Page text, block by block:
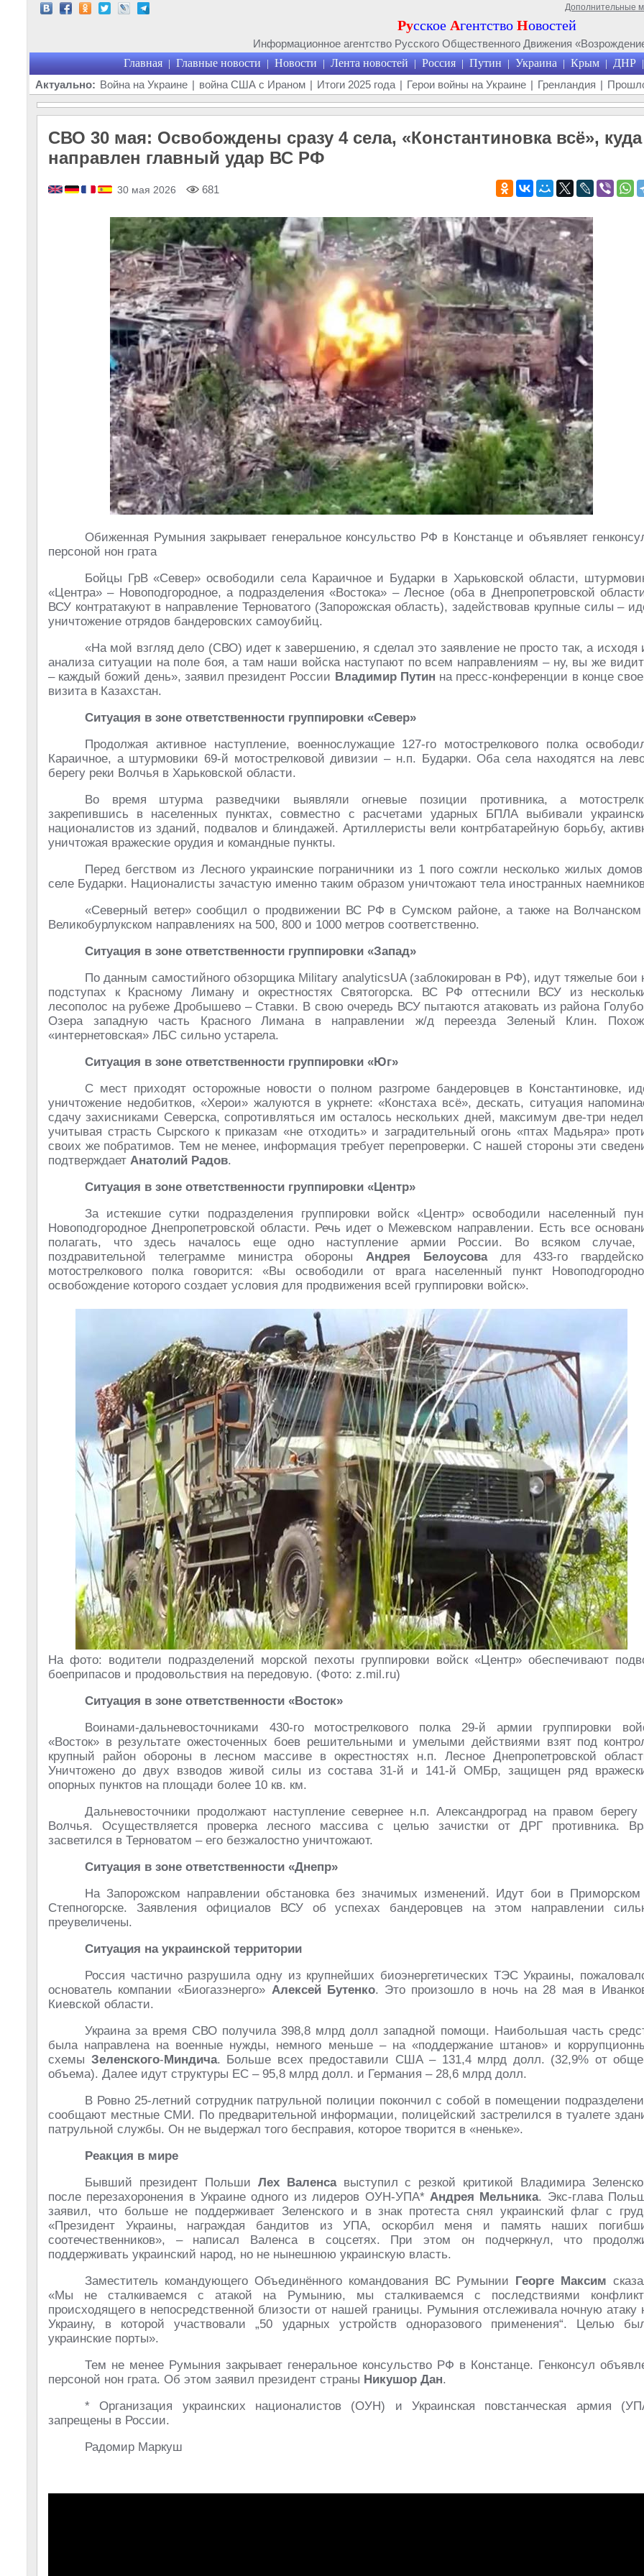
Дополнительные
Русское Агентство Новостей
Информационное агентство Русского Общественного Движения
Главная | Главные новости | Новости | Лента новостей | Россия | Путин | Украина | Крым | ДНР |
Актуально: Война на Украине | война США с Ираном | Итоги 2025 года | Герои войны на Украине | Гренландия |
СВО 30 мая: Освобождены сразу 4 села, «Константиновка всё», куда
направлен главный удар ВС РФ
30 мая 2026 681
Обиженная Румыния закрывает генеральное консульство РФ в Констанце и объявляет
персоной нон грата
Бойцы ГрВ «Север» освободили села Караичное и Бударки в Харьковской области,
«Центра» – Новоподгородное, а подразделения «Востока» – Лесное (оба в Днепропетровской
ВСУ контратакуют в направление Терноватого (Запорожская область), задействовав крупные силы –
уничтожение отрядов бандеровских самоубийц.
«На мой взгляд дело (СВО) идет к завершению, я сделал это заявление не просто так, а исходя
анализа ситуации на поле боя, а там наши войска наступают по всем направлениям – ну, вы же
– каждый божий день», заявил президент России Владимир Путин на пресс-конференции в конце
визита в Казахстан.
Ситуация в зоне ответственности группировки «Север»
Продолжая активное наступление, военнослужащие 127-го мотострелкового полка
Караичное, а штурмовики 69-й мотострелковой дивизии – н.п. Бударки. Оба села находятся на
берегу реки Волчья в Харьковской области.
Во время штурма разведчики выявляли огневые позиции противника, а
закрепившись в населенных пунктах, совместно с расчетами ударных БПЛА выбивали
националистов из зданий, подвалов и блиндажей. Артиллеристы вели контрбатарейную борьбу,
уничтожая вражеские орудия и командные пункты.
Перед бегством из Лесного украинские пограничники из 1 пого сожгли несколько жилых
селе Бударки. Националисты зачастую именно таким образом уничтожают тела иностранных
«Северный ветер» сообщил о продвижении ВС РФ в Сумском районе, а также на
Великобурлукском направлениях на 500, 800 и 1000 метров соответственно.
Ситуация в зоне ответственности группировки «Запад»
По данным самостийного обзорщика Military analyticsUA (заблокирован в РФ), идут тяжелые бои
подступах к Красному Лиману и окрестностях Святогорска. ВС РФ оттеснили ВСУ из
лесополос на рубеже Дробышево – Ставки. В свою очередь ВСУ пытаются атаковать из района
Озера западную часть Красного Лимана в направлении ж/д переезда Зеленый Клин.
«интернетовская» ЛБС сильно устарела.
Ситуация в зоне ответственности группировки «Юг»
С мест приходят осторожные новости о полном разгроме бандеровцев в Константиновке,
уничтожение недобитков, «Херои» жалуются в укрнете: «Констаха всё», дескать, ситуация
сдачу захисниками Северска, сопротивляться им осталось нескольких дней, максимум две-три
учитывая страсть Сырского к приказам «не отходить» и заградительный огонь «птах Мадьяра»
своих же побратимов. Тем не менее, информация требует перепроверки. С нашей стороны эти
подтверждает Анатолий Радов.
Ситуация в зоне ответственности группировки «Центр»
За истекшие сутки подразделения группировки войск «Центр» освободили населенный
Новоподгородное Днепропетровской области. Речь идет о Межевском направлении. Есть все
полагать, что здесь началось еще одно наступление армии России. Во всяком
поздравительной телеграмме министра обороны Андрея Белоусовадля 433-го
мотострелкового полка говорится: «Вы освободили от врага населенный пункт
освобождение которого создает условия для продвижения всей группировки войск».
На фото: водители подразделений морской пехоты группировки войск «Центр» обеспечивают
боеприпасов и продовольствия на передовую. (Фото: z.mil.ru)
Ситуация в зоне ответственности «Восток»
Воинами-дальневосточниками 430-го мотострелкового полка 29-й армии группировки
«Восток» в результате ожесточенных боев решительными и умелыми действиями взят под
крупный район обороны в лесном массиве в окрестностях н.п. Лесное Днепропетровской
Уничтожено до двух взводов живой силы из состава 31-й и 141-й ОМБр, защищен ряд
опорных пунктов на площади более 10 кв. км.
Дальневосточники продолжают наступление севернее н.п. Александроград на правом берегу
Волчья. Осуществляется проверка лесного массива с целью зачистки от ДРГ противника.
засветился в Терноватом – его безжалостно уничтожают.
Ситуация в зоне ответственности «Днепр»
На Запорожском направлении обстановка без значимых изменений. Идут бои в
Степногорске. Заявления официалов ВСУ об успехах бандеровцев на этом направлении
преувеличены.
Ситуация на украинской территории
Россия частично разрушила одну из крупнейших биоэнергетических ТЭС Украины,
основатель компании «Биогазэнерго» Алексей Бутенко. Это произошло в ночь на 28 мая в
Киевской области.
Украина за время СВО получила 398,8 млрд долл западной помощи. Наибольшая часть
была направлена на военные нужды, немного меньше – на «поддержание штанов» и
схемы Зеленского-Миндича. Больше всех предоставили США – 131,4 млрд долл. (32,9% от
объема). Далее идут структуры ЕС – 95,8 млрд долл. и Германия – 28,6 млрд долл.
В Ровно 25-летний сотрудник патрульной полиции покончил с собой в помещении
сообщают местные СМИ. По предварительной информации, полицейский застрелился в туалете
патрульной службы. Он не выдержал того бесправия, которое творится в «неньке».
Реакция в мире
Бывший президент Польши Лех Валенсавыступил с резкой критикой Владимира
после перезахоронения в Украине одного из лидеров ОУН-УПА* Андрея Мельника. Экс-глава
заявил, что больше не поддерживает Зеленского и в знак протеста снял украинский флаг с
«Президент Украины, награждая бандитов из УПА, оскорбил меня и память наших
соотечественников», – написал Валенса в соцсетях. При этом он подчеркнул, что
поддерживать украинский народ, но не нынешнюю украинскую власть.
Заместитель командующего Объединённого командования ВС Румынии Георге Максим
«Мы не сталкиваемся с атакой на Румынию, мы сталкиваемся с последствиями
происходящего в непосредственной близости от нашей границы. Румыния отслеживала ночную атаку
Украину, в которой участвовали „50 ударных устройств одноразового применения“. Целью
украинские порты».
Тем не менее Румыния закрывает генеральное консульство РФ в Констанце. Генконсул
персоной нон грата. Об этом заявил президент страны Никушор Дан.
* Организация украинских националистов (ОУН) и Украинская повстанческая армия
запрещены в России.
Радомир Маркуш